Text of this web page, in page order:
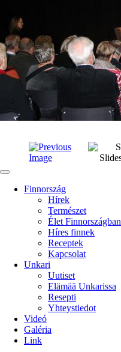
Finnország
Hírek
Természet
Élet Finnországban
Híres finnek
Receptek
Kapcsolat
Unkari
Uutiset
Elämää Unkarissa
Resepti
Yhteystiedot
Videó
Galéria
Link